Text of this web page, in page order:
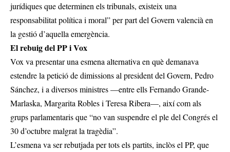
jurídiques que determinen els tribunals, existeix una
responsabilitat política i moral” per part del Govern valencià en
la gestió d’aquella emergència.
El rebuig del PP i Vox
Vox va presentar una esmena alternativa en què demanava
estendre la petició de dimissions al president del Govern, Pedro
Sánchez, i a diversos ministres —entre ells Fernando Grande-
Marlaska, Margarita Robles i Teresa Ribera—, així com als
grups parlamentaris que “no van suspendre el ple del Congrés el
30 d’octubre malgrat la tragèdia”.
L’esmena va ser rebutjada per tots els partits, inclòs el PP, que